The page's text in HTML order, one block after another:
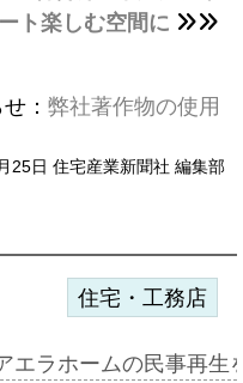
ト楽しむ空間に
： 弊社著作物の使用
25日 住宅産業新聞社 編集部
住宅・工務店
エラホームの民事再